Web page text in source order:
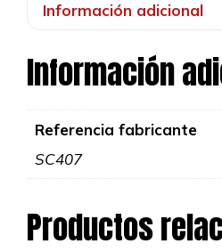
cantidad
Información adicional
Información
Referencia fabricante
SC407
Productos